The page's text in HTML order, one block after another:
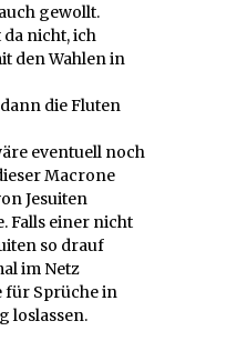
gewollt.
nicht, ich
den Wahlen in
die Fluten
eventuell noch
Macrone
Jesuiten
Falls einer nicht
so drauf
im Netz
für Sprüche in
loslassen.